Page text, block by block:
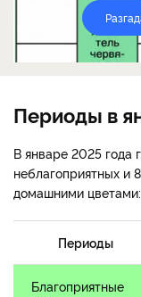
Периоды в
В январе 2025 года
неблагоприятных и
домашними цветами:
Периоды
Благоприятные